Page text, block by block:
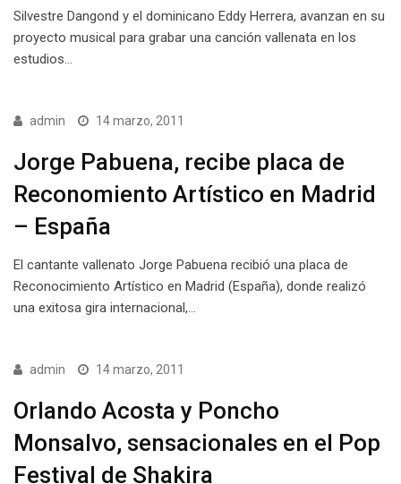
Silvestre Dangond y el dominicano Eddy Herrera, avanzan en su
proyecto musical para grabar una canción vallenata en los
estudios…
admin 14 marzo, 2011
Jorge Pabuena, recibe placa de
Reconomiento Artístico en Madrid
– España
El cantante vallenato Jorge Pabuena recibió una placa de
Reconocimiento Artístico en Madrid (España), donde realizó
una exitosa gira internacional,…
admin 14 marzo, 2011
Orlando Acosta y Poncho
Monsalvo, sensacionales en el Pop
Festival de Shakira